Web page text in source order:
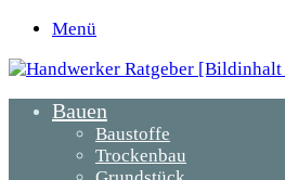
Menü
Bauen
Baustoffe
Trockenbau